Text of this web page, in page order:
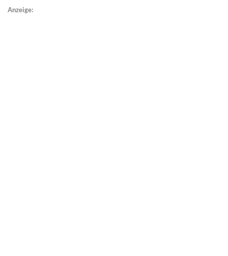
Anzeige: